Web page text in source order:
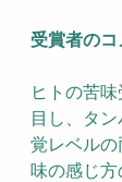
受賞者のコ
ヒトの苦
目し、タ
覚レベル
味の感じ